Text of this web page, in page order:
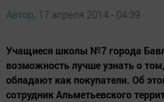
Автор, 17 апреля 2014 - 04:39
Учащиеся школы №7 города
возможность лучше узнать о
обладают как покупатели. Об
сотрудник Альметьевского